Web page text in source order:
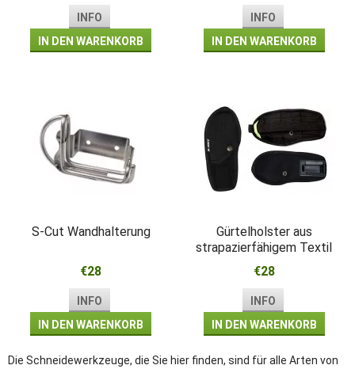
INFO
IN DEN WARENKORB
INFO
IN DEN WARENKORB
S-Cut Wandhalterung
€28
INFO
IN DEN WARENKORB
Gürtelholster aus
strapazierfähigem Textil
€28
INFO
IN DEN WARENKORB
Die Schneidewerkzeuge, die Sie hier finden, sind für alle Arten von